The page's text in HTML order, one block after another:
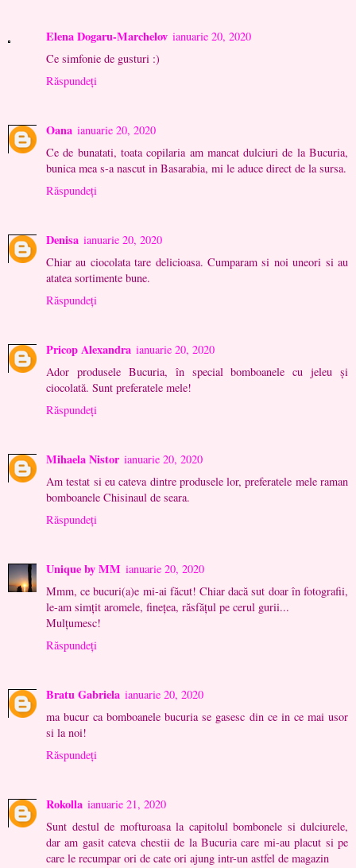
Elena Dogaru-Marchelov ianuarie 20, 2020
Ce simfonie de gusturi :)
Răspundeți
Oana ianuarie 20, 2020
Ce de bunatati, toata copilaria am mancat dulciuri de la Bucuria,
bunica mea s-a nascut in Basarabia, mi le aduce direct de la sursa.
Răspundeți
Denisa ianuarie 20, 2020
Chiar au ciocolata tare delicioasa. Cumparam si noi uneori si au
atatea sortimente bune.
Răspundeți
Pricop Alexandra ianuarie 20, 2020
Ador produsele Bucuria, în special bomboanele cu jeleu și
ciocolată. Sunt preferatele mele!
Răspundeți
Mihaela Nistor ianuarie 20, 2020
Am testat si eu cateva dintre produsele lor, preferatele mele raman
bomboanele Chisinaul de seara.
Răspundeți
Unique by MM ianuarie 20, 2020
Mmm, ce bucuri(a)e mi-ai făcut! Chiar dacă sut doar în fotografii,
le-am simțit aromele, finețea, răsfățul pe cerul gurii...
Mulțumesc!
Răspundeți
Bratu Gabriela ianuarie 20, 2020
ma bucur ca bomboanele bucuria se gasesc din ce in ce mai usor
si la noi!
Răspundeți
Rokolla ianuarie 21, 2020
Sunt destul de mofturoasa la capitolul bombonele si dulciurele,
dar am gasit cateva chestii de la Bucuria care mi-au placut si pe
care le recumpar ori de cate ori ajung intr-un astfel de magazin